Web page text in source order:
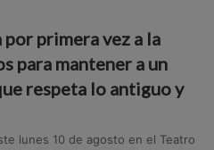
primera vez a la
para mantener a un
respeta lo antiguo y
lunes 10 de agosto en el Teatro